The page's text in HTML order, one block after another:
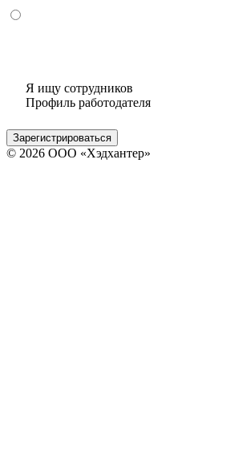
Я ищу сотрудников
Профиль работодателя
Зарегистрироваться
© 2026 ООО «Хэдхантер»